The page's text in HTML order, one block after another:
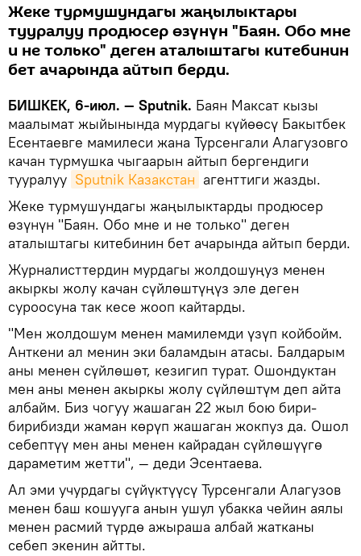
Жеке турмушундагы жаңылыктары
тууралуу продюсер өзүнүн "Баян. Обо мне
и не только" деген аталыштагы китебинин
бет ачарында айтып берди.
БИШКЕК, 6-июл. — Sputnik. Баян Максат кызы
маалымат жыйынында мурдагы күйөөсү Бакытбек
Есентаевге мамилеси жана Турсенгали Алагузовго
качан турмушка чыгаарын айтып бергендиги
тууралуу Sputnik Казакстан агенттиги жазды.
Жеке турмушундагы жаңылыктарды продюсер
өзүнүн "Баян. Обо мне и не только" деген
аталыштагы китебинин бет ачарында айтып берди.
Журналисттердин мурдагы жолдошуңуз менен
акыркы жолу качан сүйлөштүңүз эле деген
суроосуна так кесе жооп кайтарды.
"Мен жолдошум менен мамилемди үзүп койбойм.
Анткени ал менин эки баламдын атасы. Балдарым
аны менен сүйлөшөт, кезигип турат. Ошондуктан
мен аны менен акыркы жолу сүйлөштүм деп айта
албайм. Биз чогуу жашаган 22 жыл бою бири-
бирибизди жаман көрүп жашаган жокпуз да. Ошол
себептүү мен аны менен кайрадан сүйлөшүүгө
дараметим жетти", — деди Эсентаева.
Ал эми учурдагы сүйүктүүсү Турсенгали Алагузов
менен баш кошууга анын ушул убакка чейин аялы
менен расмий түрдө ажыраша албай жатканы
себеп экенин айтты.